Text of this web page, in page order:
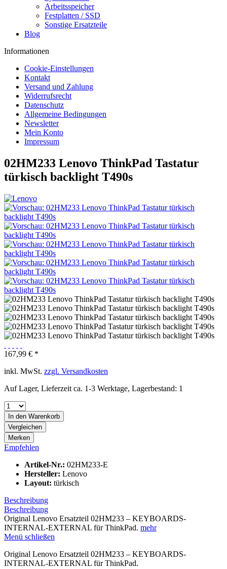
Arbeitsspeicher
Festplatten / SSD
Sonstige Ersatzteile
Blog
Informationen
Cookie-Einstellungen
Kontakt
Versand und Zahlung
Widerrufsrecht
Datenschutz
Allgemeine Bedingungen
Newsletter
Mein Konto
Impressum
02HM233 Lenovo ThinkPad Tastatur
türkisch backlight T490s
167,99 € *
inkl. MwSt. zzgl. Versandkosten
Auf Lager, Lieferzeit ca. 1-3 Werktage, Lagerbestand: 1
In den Warenkorb
Vergleichen
Merken
Empfehlen
Artikel-Nr.: 02HM233-E
Hersteller: Lenovo
Layout: türkisch
Beschreibung
Beschreibung
Original Lenovo Ersatzteil 02HM233 – KEYBOARDS-
INTERNAL-EXTERNAL für ThinkPad. mehr
Menü schließen
Original Lenovo Ersatzteil 02HM233 – KEYBOARDS-
INTERNAL-EXTERNAL für ThinkPad.